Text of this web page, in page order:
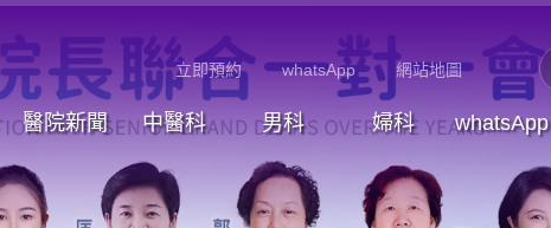
立即預約 whatsApp 網站地圖
醫院新聞 中醫科 男科 婦科 whatsApp